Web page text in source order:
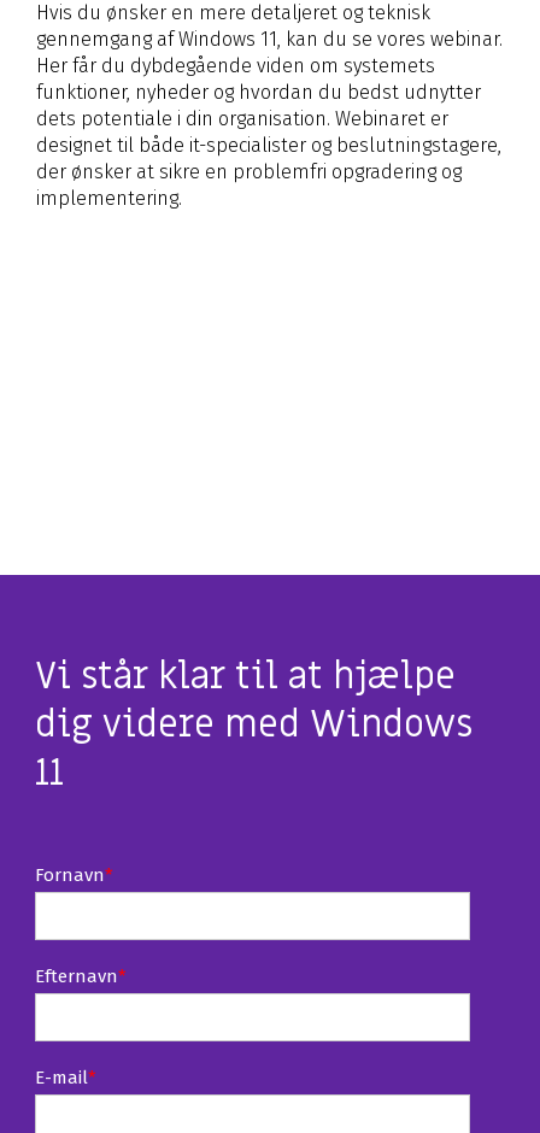
Hvis du ønsker en mere detaljeret og teknisk
gennemgang af Windows 11, kan du se vores webinar.
Her får du dybdegående viden om systemets
funktioner, nyheder og hvordan du bedst udnytter
dets potentiale i din organisation. Webinaret er
designet til både it-specialister og beslutningstagere,
der ønsker at sikre en problemfri opgradering og
implementering.
Vi står klar til at hjælpe
dig videre med Windows
11
Fornavn*
Efternavn*
E-mail*